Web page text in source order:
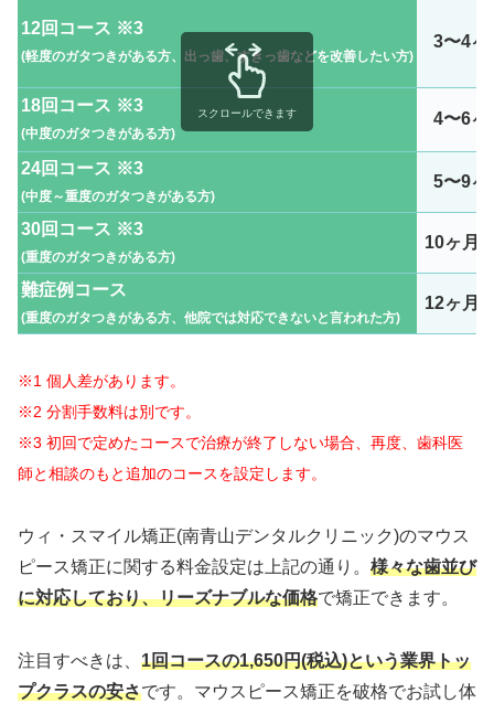
12回コース ※3
(軽度のガタつきがある方、出っ歯、すきっ歯などを改善したい方)
3〜4ヶ
18回コース ※3
(中度のガタつきがある方)
4〜6ヶ
24回コース ※3
(中度～重度のガタつきがある方)
5〜9ヶ
30回コース ※3
(重度のガタつきがある方)
10ヶ月
難症例コース
(重度のガタつきがある方、他院では対応できないと言われた方)
12ヶ月
スクロールできます
※1 個人差があります。
※2 分割手数料は別です。
※3 初回で定めたコースで治療が終了しない場合、再度、歯科医
師と相談のもと追加のコースを設定します。
ウィ・スマイル矯正(南青山デンタルクリニック)のマウス
ピース矯正に関する料金設定は上記の通り。 様々な歯並び
に対応しており、リーズナブルな価格で矯正できます。
注目すべきは、 1回コースの1,650円(税込)という業界トッ
プクラスの安さです。マウスピース矯正を破格でお試し体